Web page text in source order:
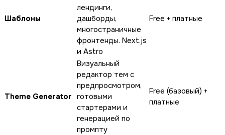
Шаблоны
лендинги,
дашборды,
многостраничные
фронтенды. Next.js
и Astro
Free + платные
Theme Generator
Визуальный
редактор тем с
предпросмотром,
готовыми
стартерами и
генерацией по
промпту
Free (базовый) +
платные